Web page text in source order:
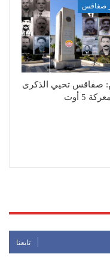
صفاقس
صفاقس تحيي الذكرى
تابعنا